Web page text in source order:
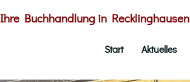
Ihre Buchhandlung in Recklinghausen
Start Aktuelles